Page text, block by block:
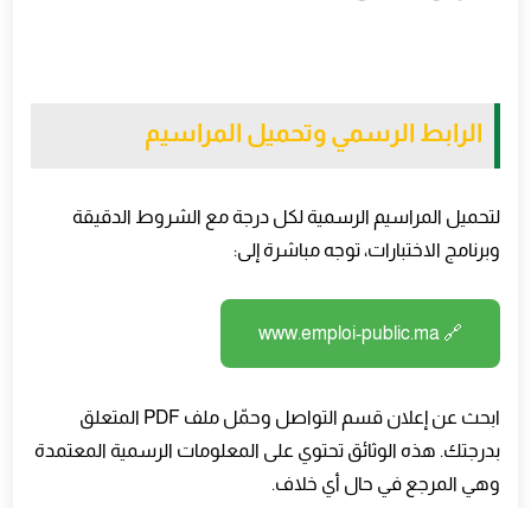
الرابط الرسمي وتحميل المراسيم
لتحميل المراسيم الرسمية لكل درجة مع الشروط الدقيقة
وبرنامج الاختبارات، توجه مباشرة إلى:
🔗 www.emploi-public.ma
ابحث عن إعلان قسم التواصل وحمّل ملف PDF المتعلق
بدرجتك. هذه الوثائق تحتوي على المعلومات الرسمية المعتمدة
وهي المرجع في حال أي خلاف.